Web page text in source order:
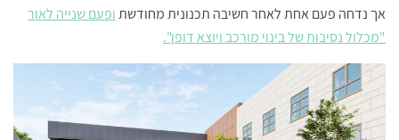
אך נדחה פעם אחת לאחר חשיבה תכנונית מחודשתופעם שנייה לאור
"מכלול נסיבות של בינוי מורכב ויוצא דופן".